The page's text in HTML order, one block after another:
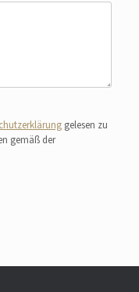
gelesen zu
gemäß der